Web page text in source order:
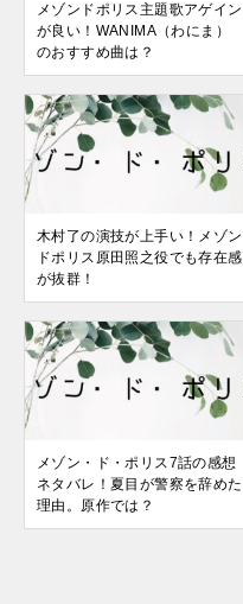
メゾンドポリス主題歌アゲイン
が良い！WANIMA（わにま）
のおすすめ曲は？
木村了の演技が上手い！メゾン
ドポリス原田照之役でも存在感
が抜群！
メゾン・ド・ポリス7話の感想
ネタバレ！夏目が警察を辞めた
理由。原作では？